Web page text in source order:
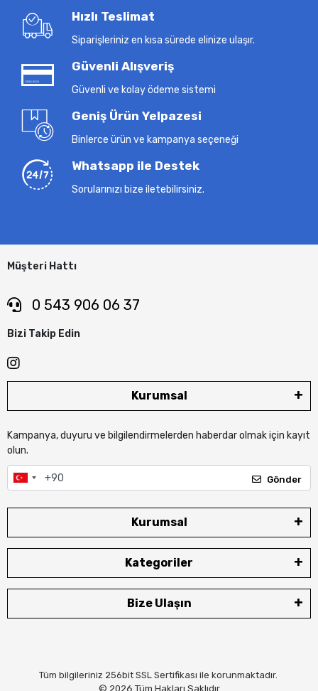
Hızlı Teslimat
Siparişleriniz en kısa sürede elinize ulaşır.
Güvenli Alışveriş
Güvenli ve kolay ödeme sistemi
Geniş Ürün Yelpazesi
Binlerce ürün ve kampanya seçeneği
Whatsapp ile Destek
Sorularınızı bize iletebilirsiniz.
Müşteri Hattı
0 543 906 06 37
Bizi Takip Edin
Kurumsal
Kampanya, duyuru ve bilgilendirmelerden haberdar olmak için kayıt
olun.
Gönder
Kurumsal
Kategoriler
Bize Ulaşın
Tüm bilgileriniz 256bit SSL Sertifikası ile korunmaktadır.
© 2026 Tüm Hakları Saklıdır